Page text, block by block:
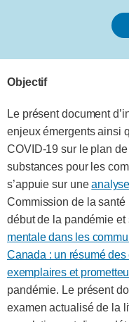
Objectif
Le présent document
enjeux émergents ainsi
COVID-19 sur le plan
substances pour les
s’appuie sur une
Commission de la
début de la pandémie
mentale dans les
Canada : un résumé
exemplaires et
pandémie. Le présent
examen actualisé de la